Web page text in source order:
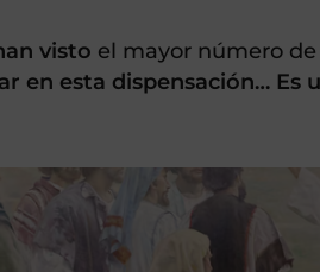
visto el mayor número
en esta dispensación… Es